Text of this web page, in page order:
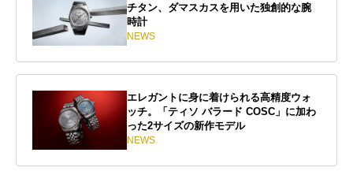
チタン、ダマスカスを用いた独創的な腕
時計
NEWS
エレガントに身に着けられる高精度ウォ
ッチ。「ティソ バラード COSC」に加わ
った2サイズの新作モデル
NEWS